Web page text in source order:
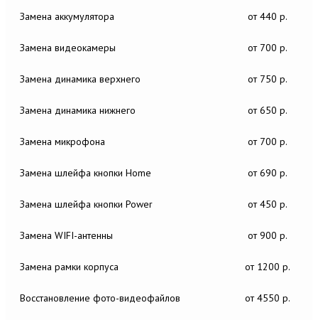
Замена аккумулятора от 440 р.
Замена видеокамеры от 700 р.
Замена динамика верхнего от 750 р.
Замена динамика нижнего от 650 р.
Замена микрофона от 700 р.
Замена шлейфа кнопки Home от 690 р.
Замена шлейфа кнопки Power от 450 р.
Замена WIFI-антенны от 900 р.
Замена рамки корпуса от 1200 р.
Восстановление фото-видеофайлов от 4550 р.